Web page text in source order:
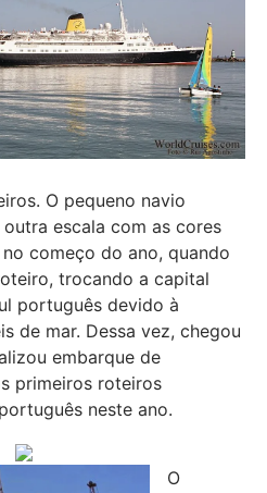
O pequeno navio
escala com as cores
começo do ano, quando
trocando a capital
português devido à
de mar. Dessa vez, chegou
embarque de
primeiros roteiros
neste ano.
O